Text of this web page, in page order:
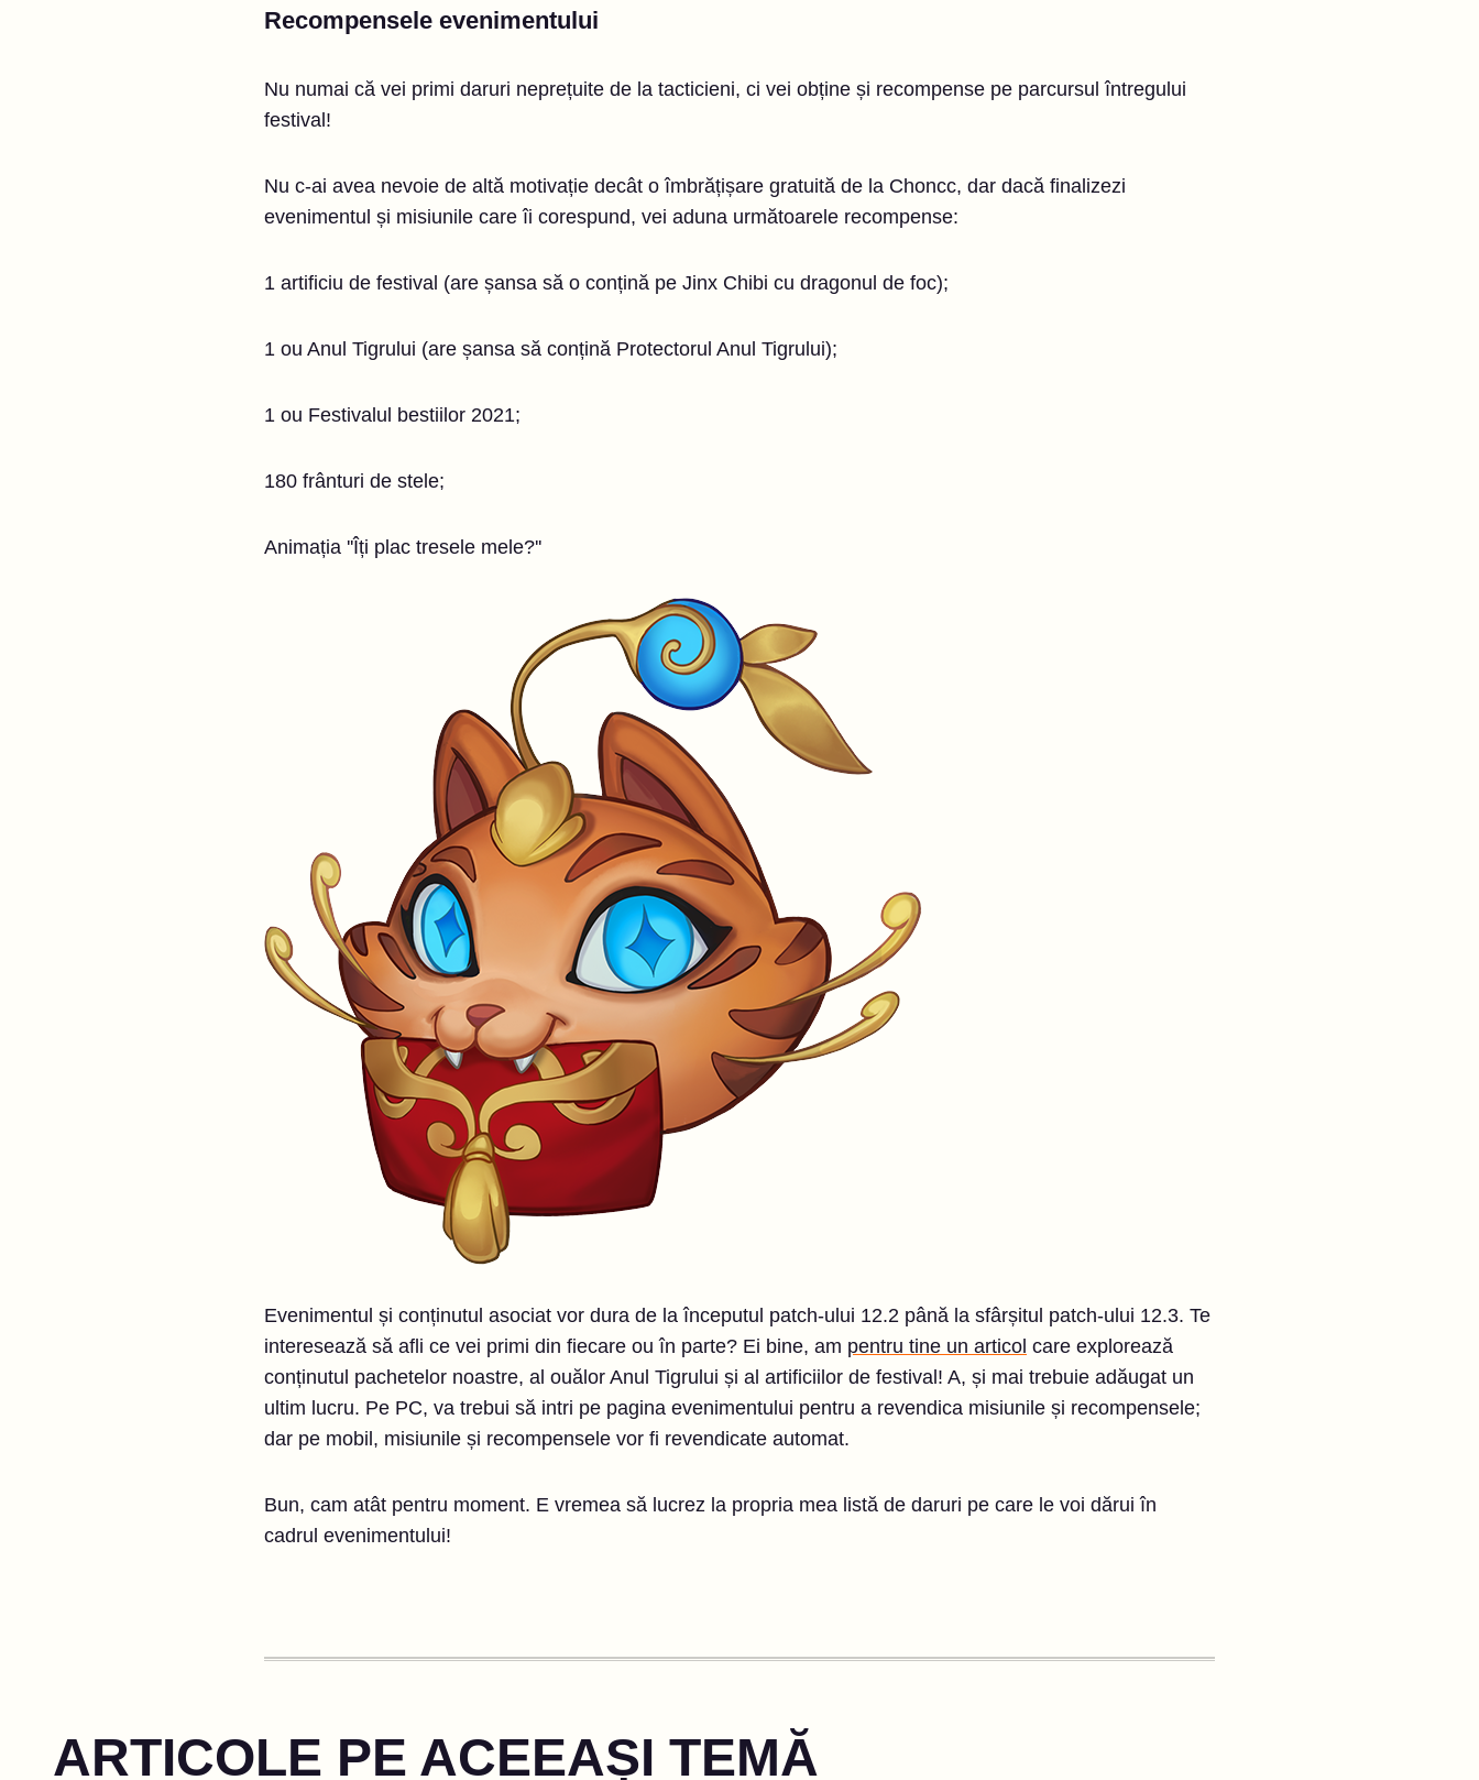
Recompensele evenimentului
Nu numai că vei primi daruri neprețuite de la tacticieni, ci vei obține și recompense pe parcursul întregului
festival!
Nu c-ai avea nevoie de altă motivație decât o îmbrățișare gratuită de la Choncc, dar dacă finalizezi
evenimentul și misiunile care îi corespund, vei aduna următoarele recompense:
1 artificiu de festival (are șansa să o conțină pe Jinx Chibi cu dragonul de foc);
1 ou Anul Tigrului (are șansa să conțină Protectorul Anul Tigrului);
1 ou Festivalul bestiilor 2021;
180 frânturi de stele;
Animația ''Îți plac tresele mele?''
Evenimentul și conținutul asociat vor dura de la începutul patch-ului 12.2 până la sfârșitul patch-ului 12.3. Te
interesează să afli ce vei primi din fiecare ou în parte? Ei bine, am pentru tine un articol care explorează
conținutul pachetelor noastre, al ouălor Anul Tigrului și al artificiilor de festival! A, și mai trebuie adăugat un
ultim lucru. Pe PC, va trebui să intri pe pagina evenimentului pentru a revendica misiunile și recompensele;
dar pe mobil, misiunile și recompensele vor fi revendicate automat.
Bun, cam atât pentru moment. E vremea să lucrez la propria mea listă de daruri pe care le voi dărui în
cadrul evenimentului!
ARTICOLE PE ACEEAȘI TEMĂ